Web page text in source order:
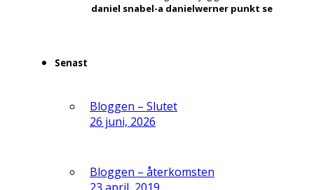
daniel snabel-a danielwerner punkt se
Senast
Bloggen – Slutet
26 juni, 2026
Bloggen – återkomsten